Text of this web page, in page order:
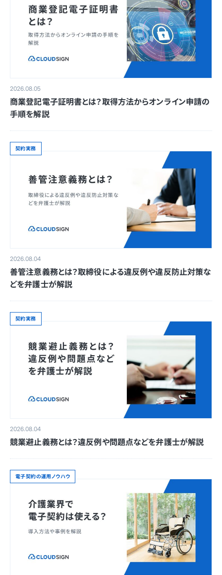
2026.08.05
商業登記電子証明書とは？取得方法からオンライン申請の
手順を解説
契約実務
2026.08.04
善管注意義務とは？取締役による違反例や違反防止対策な
どを弁護士が解説
契約実務
2026.08.04
競業避止義務とは？違反例や問題点などを弁護士が解説
電子契約の運用ノウハウ